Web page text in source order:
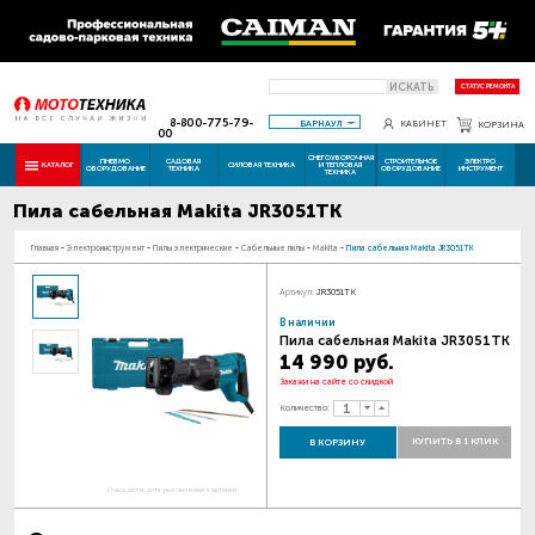
ИСКАТЬ СТАТУС РЕМОНТА
8-800-775-79-
00
БАРНАУЛ КАБИНЕТ КОРЗИНА
КАТАЛОГ ПНЕВМО
ОБОРУДОВАНИЕ
САДОВАЯ
ТЕХНИКА СИЛОВАЯ ТЕХНИКА
СНЕГОУБОРОЧНАЯ
И ТЕПЛОВАЯ
ТЕХНИКА
СТРОИТЕЛЬНОЕ
ОБОРУДОВАНИЕ
ЭЛЕКТРО
ИНСТРУМЕНТ
Пила сабельная Makita JR3051TK
Главная - Электроинструмент - Пилы электрические - Сабельные пилы - Makita - Пила сабельная Makita JR3051TK
Наведите для увеличения картинки
Артикул: JR3051TK
В наличии
Пила сабельная Makita JR3051TK
14 990 руб.
Закажи на сайте со скидкой
Количество:
В КОРЗИНУ КУПИТЬ В 1 КЛИК